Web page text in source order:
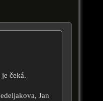
čeká.
Jan